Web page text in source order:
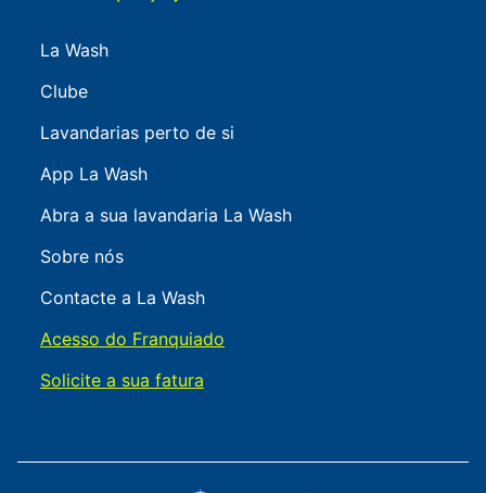
La Wash
Clube
Lavandarias perto de si
App La Wash
Abra a sua lavandaria La Wash
Sobre nós
Contacte a La Wash
Acesso do Franquiado
Solicite a sua fatura